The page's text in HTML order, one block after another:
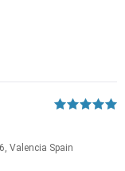
Valencia Spain